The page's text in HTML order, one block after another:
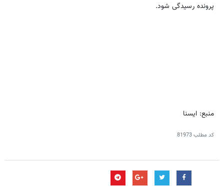
پرونده رسیدگی شود.
منبع: ایسنا
کد مطلب81973